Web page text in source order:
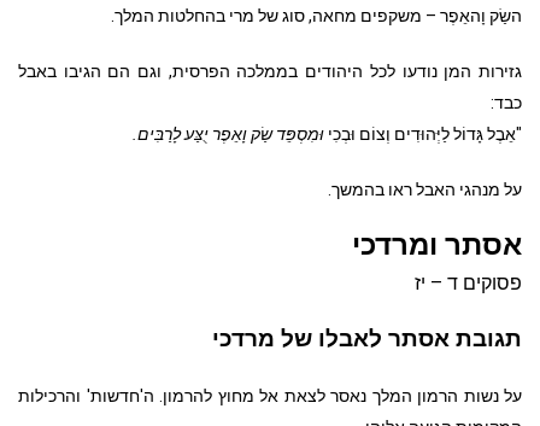
השַׂק וָהאֵפֶר – משקפים מחאה, סוג של מרי בהחלטות המלך.
גזירות המן נודעו לכל היהודים בממלכה הפרסית, וגם הם הגיבו באבל
כבד:
"אֵבֶל גָּדוֹל לַיְּהוּדִים וְצוֹם וּבְכִי וּמִסְפֵּד שַׂק וָאֵפֶר יֻצַּע לָרַבִּים.
על מנהגי האבל ראו בהמשך.
אסתר ומרדכי
פסוקים ד – יז
תגובת אסתר לאבלו של מרדכי
על נשות הרמון המלך נאסר לצאת אל מחוץ להרמון. ה'חדשות' והרכילות